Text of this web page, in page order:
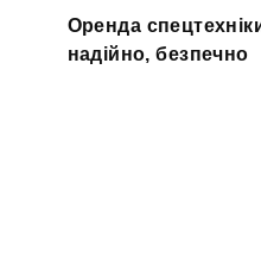
Оренда
надійно, безпечно